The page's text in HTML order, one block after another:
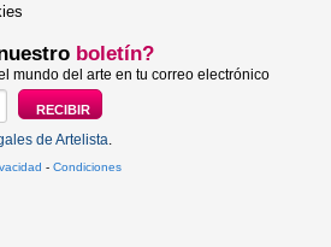
boletín?
mundo del arte en tu correo electrónico
de Artelista.
- Condiciones